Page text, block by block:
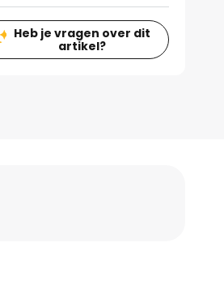
Heb je vragen over dit
artikel?